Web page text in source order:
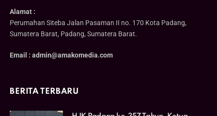
Alamat :
Perumahan Siteba Jalan Pasaman II no. 170 Kota Padang,
Sumatera Barat, Padang, Sumatera Barat.
Email : admin@amakomedia.com
BERITA TERBARU